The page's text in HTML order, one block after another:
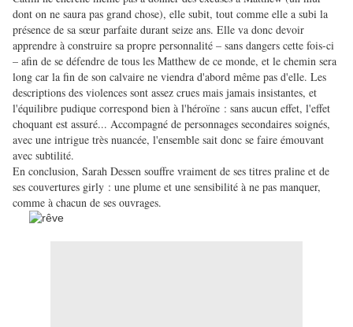
dont on ne saura pas grand chose), elle subit, tout comme elle a subi la
présence de sa sœur parfaite durant seize ans. Elle va donc devoir
apprendre à construire sa propre personnalité – sans dangers cette fois-ci
– afin de se défendre de tous les Matthew de ce monde, et le chemin sera
long car la fin de son calvaire ne viendra d'abord même pas d'elle. Les
descriptions des violences sont assez crues mais jamais insistantes, et
l'équilibre pudique correspond bien à l'héroïne : sans aucun effet, l'effet
choquant est assuré... Accompagné de personnages secondaires soignés,
avec une intrigue très nuancée, l'ensemble sait donc se faire émouvant
avec subtilité.
En conclusion, Sarah Dessen souffre vraiment de ses titres praline et de
ses couvertures girly : une plume et une sensibilité à ne pas manquer,
comme à chacun de ses ouvrages.